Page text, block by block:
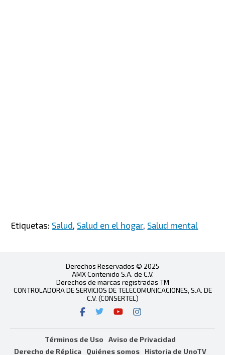
Etiquetas: Salud Salud en el hogar, Salud mental
Derechos Reservados © 2025
AMX Contenido S.A. de C.V.
Derechos de marcas registradas TM
CONTROLADORA DE SERVICIOS DE TELECOMUNICACIONES, S.A. DE
C.V. (CONSERTEL)
Términos de Uso
Aviso de Privacidad
Derecho de Réplica
Quiénes somos Historia de UnoTV